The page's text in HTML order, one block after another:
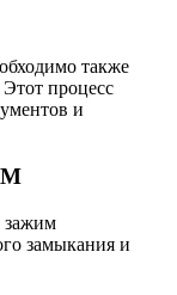
также
процесс
и
зажим
замыкания и